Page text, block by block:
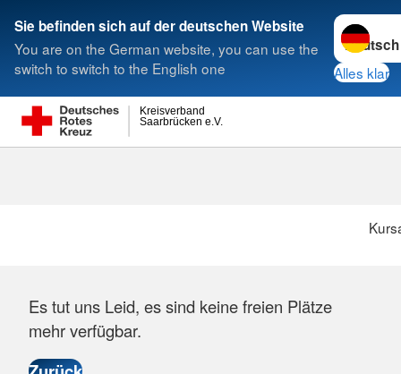
Sie befinden sich auf der deutschen Website
You are on the German website, you can use the
switch to switch to the English one
Sprache
Alles klar
Saarbrücken e.V.
Kreisverband
Suche
Es tut uns Leid, es sind keine freien Plätze
mehr verfügbar.